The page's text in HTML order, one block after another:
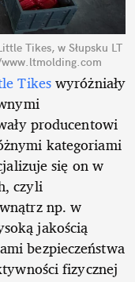
Tikes, w Słupsku LT
Tikeswyróżniały
producentowi
kategoriami
się on w
czyli
np. w
jakością
bezpieczeństwa
fizycznej